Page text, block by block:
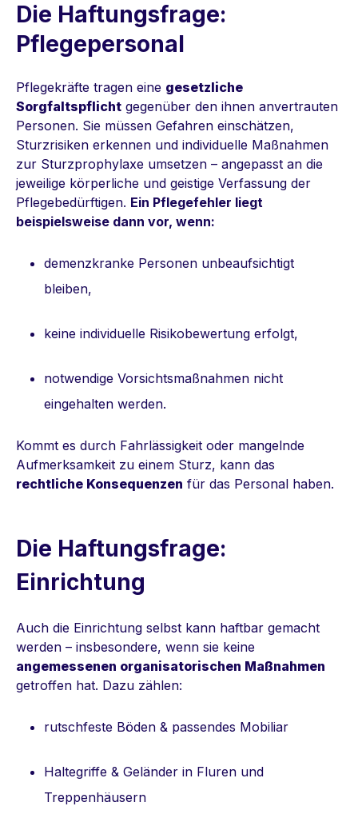
Die Haftungsfrage:
Pflegepersonal
Pflegekräfte tragen eine gesetzliche
Sorgfaltspflicht gegenüber den ihnen anvertrauten
Personen. Sie müssen Gefahren einschätzen,
Sturzrisiken erkennen und individuelle Maßnahmen
zur Sturzprophylaxe umsetzen – angepasst an die
jeweilige körperliche und geistige Verfassung der
Pflegebedürftigen. Ein Pflegefehler liegt
beispielsweise dann vor, wenn:
demenzkranke Personen unbeaufsichtigt
bleiben,
keine individuelle Risikobewertung erfolgt,
notwendige Vorsichtsmaßnahmen nicht
eingehalten werden.
Kommt es durch Fahrlässigkeit oder mangelnde
Aufmerksamkeit zu einem Sturz, kann das
rechtliche Konsequenzen für das Personal haben.
Die Haftungsfrage:
Einrichtung
Auch die Einrichtung selbst kann haftbar gemacht
werden – insbesondere, wenn sie keine
angemessenen organisatorischen Maßnahmen
getroffen hat. Dazu zählen:
rutschfeste Böden & passendes Mobiliar
Haltegriffe & Geländer in Fluren und
Treppenhäusern